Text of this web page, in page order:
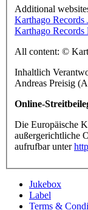
Additional
Karthago
All content: ©
Inhaltlich
Andreas Preisig
Online-
Die Europäische
außergerichtliche Online-
aufrufbar unter
Jukebox
Label
Terms &